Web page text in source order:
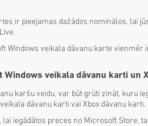
ir pieejamas dažādos nominālos, lai
Windows veikala dāvanu karte
veikala dāvanu karti un
karšu veidu, var būt grūti zināt,
dāvanu karti vai Xbox dāvanu karti.
iegādātos preces no Microsoft